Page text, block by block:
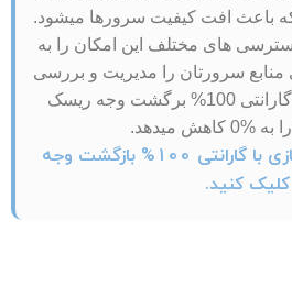
افت کیفیت سرورها میشود.
های مختلف این امکان را به
سرورتان را مدیریت و بررسی
کنید و همچنین با ارائه گارانتی 100% برگشت وجه ریسک
میدهد.
برای خرید سرور مجازی با گارانتی 100% بازگشت وجه
کلیک کنید.